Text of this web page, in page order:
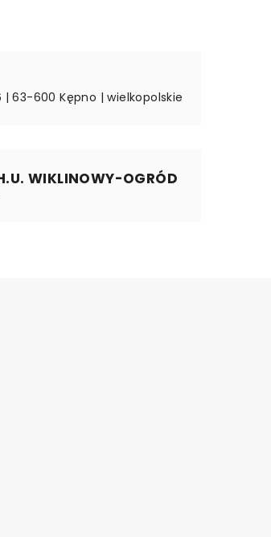
| 63-600 Kępno | wielkopolskie
WIKLINOWY-OGRÓD